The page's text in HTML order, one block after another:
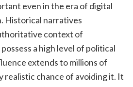
even in the era of digital
Historical narratives
context of
a high level of political
extends to millions of
realistic chance of avoiding it. It